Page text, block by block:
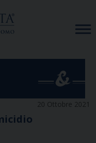
20 Ottobre 2021